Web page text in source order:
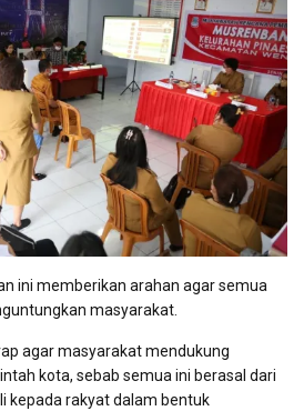
ini memberikan arahan agar semua
masyarakat.
agar masyarakat mendukung
kota, sebab semua ini berasal dari
kepada rakyat dalam bentuk